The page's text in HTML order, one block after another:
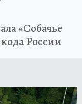
«Собачье
России